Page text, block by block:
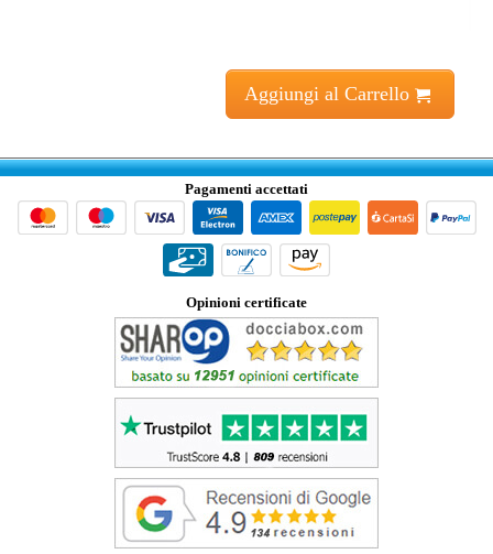
Aggiungi al Carrello
Pagamenti accettati
Opinioni certificate